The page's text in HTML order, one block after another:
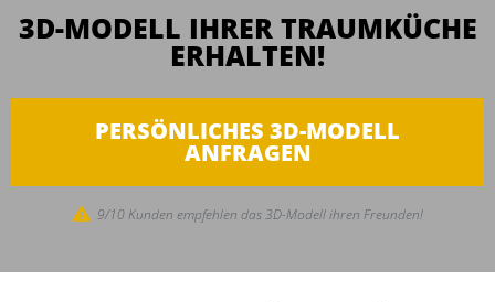
3D-MODELL IHRER TRAUMKÜCHE
ERHALTEN!
PERSÖNLICHES 3D-MODELL
ANFRAGEN
9/10 Kunden empfehlen das 3D-Modell ihren Freunden!